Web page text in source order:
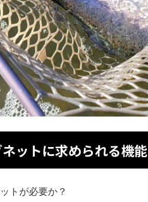
ットに求められる機能
トが必要か？